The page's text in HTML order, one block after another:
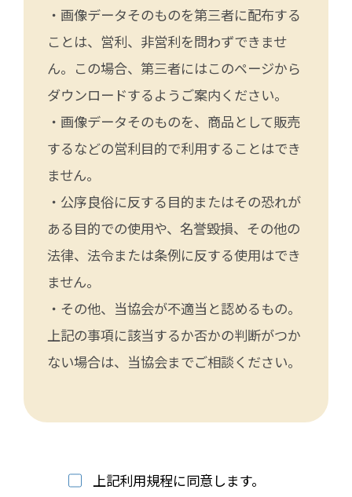
・画像データそのものを第三者に配布する
ことは、営利、非営利を問わずできませ
ん。この場合、第三者にはこのページから
ダウンロードするようご案内ください。
・画像データそのものを、商品として販売
するなどの営利目的で利用することはでき
ません。
・公序良俗に反する目的またはその恐れが
ある目的での使用や、名誉毀損、その他の
法律、法令または条例に反する使用はでき
ません。
・その他、当協会が不適当と認めるもの。
上記の事項に該当するか否かの判断がつか
ない場合は、当協会までご相談ください。
上記利用規程に同意します。